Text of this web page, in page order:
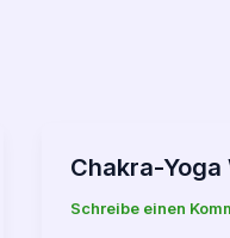
Chakra-Yoga
Schreibe einen